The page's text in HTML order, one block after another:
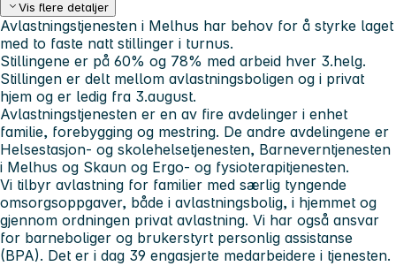
Vis flere detaljer
Avlastningstjenesten i Melhus har behov for å styrke laget
med to faste natt stillinger i turnus.
Stillingene er på 60% og 78% med arbeid hver 3.helg.
Stillingen er delt mellom avlastningsboligen og i privat
hjem og er ledig fra 3.august.
Avlastningstjenesten er en av fire avdelinger i enhet
familie, forebygging og mestring. De andre avdelingene er
Helsestasjon- og skolehelsetjenesten, Barneverntjenesten
i Melhus og Skaun og Ergo- og fysioterapitjenesten.
Vi tilbyr avlastning for familier med særlig tyngende
omsorgsoppgaver, både i avlastningsbolig, i hjemmet og
gjennom ordningen privat avlastning. Vi har også ansvar
for barneboliger og brukerstyrt personlig assistanse
(BPA). Det er i dag 39 engasjerte medarbeidere i tjenesten.